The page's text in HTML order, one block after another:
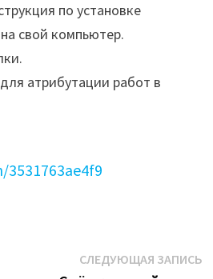
по установке
свой компьютер.
атрибутации работ в
СЛЕДУЮЩАЯ ЗАПИСЬ